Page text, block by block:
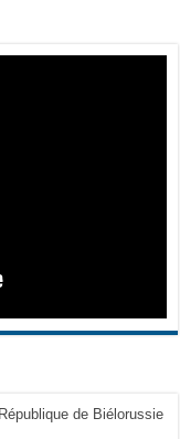
de Biélorussie